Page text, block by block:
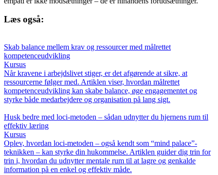
Læs også:
Skab balance mellem krav og ressourcer med målrettet
kompetenceudvikling
Kursus
Når kravene i arbejdslivet stiger, er det afgørende at sikre, at
ressourcerne følger med. Artiklen viser, hvordan målrettet
kompetenceudvikling kan skabe balance, øge engagementet og
styrke både medarbejdere og organisation på lang sigt.
Husk bedre med loci-metoden – sådan udnytter du hjernens rum til
effektiv læring
Kursus
Oplev, hvordan loci-metoden – også kendt som “mind palace”-
teknikken – kan styrke din hukommelse. Artiklen guider dig trin for
trin i, hvordan du udnytter mentale rum til at lagre og genkalde
information på en enkel og effektiv måde.